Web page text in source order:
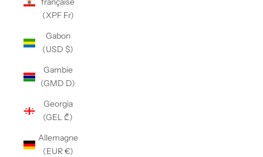
(XPF Fr)
Gabon
(USD $)
Gambie
(GMD D)
Georgia
(GEL ₾)
Allemagne
(EUR €)